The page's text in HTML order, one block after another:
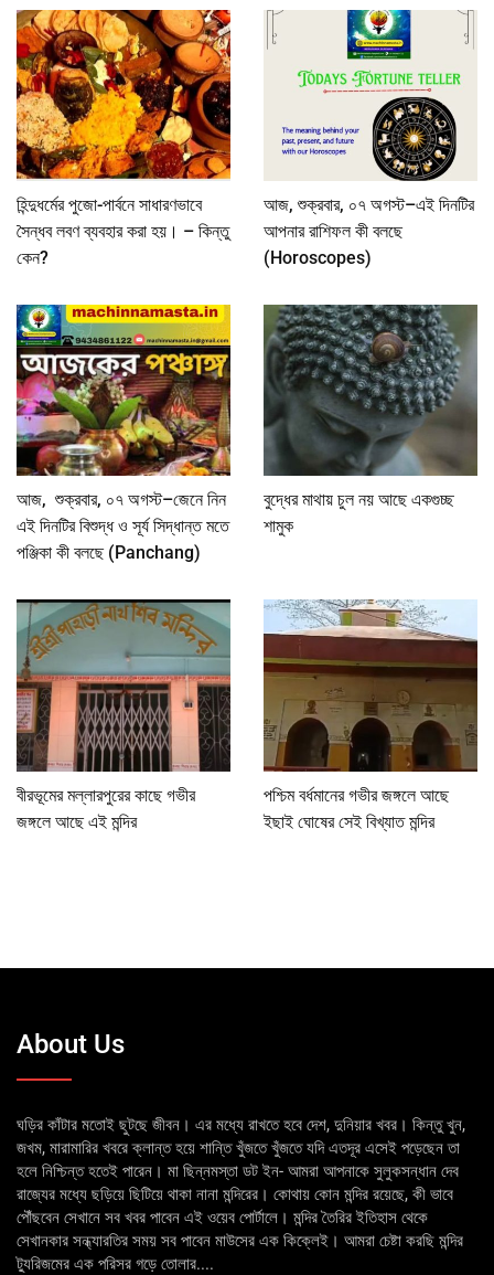
হিন্দুধর্মের পুজো-পার্বনে সাধারণভাবে
সৈন্ধব লবণ ব্যবহার করা হয়। – কিন্তু
কেন?
আজ, শুক্রবার, ০৭ অগস্ট–এই দিনটির
আপনার রাশিফল কী বলছে
(Horoscopes)
আজ, শুক্রবার, ০৭ অগস্ট–জেনে নিন
এই দিনটির বিশুদ্ধ ও সূর্য সিদ্ধান্ত মতে
পঞ্জিকা কী বলছে (Panchang)
বুদ্ধের মাথায় চুল নয় আছে একগুচ্ছ
শামুক
বীরভূমের মল্লারপুরের কাছে গভীর
জঙ্গলে আছে এই মন্দির
পশ্চিম বর্ধমানের গভীর জঙ্গলে আছে
ইছাই ঘোষের সেই বিখ্যাত মন্দির
About Us
ঘড়ির কাঁটার মতোই ছুটছে জীবন। এর মধ্যে রাখতে হবে দেশ, দুনিয়ার খবর। কিন্তু খুন,
জখম, মারামারির খবরে ক্লান্ত হয়ে শান্তি খুঁজতে খুঁজতে যদি এতদূর এসেই পড়েছেন তা
হলে নিশ্চিন্ত হতেই পারেন। মা ছিন্নমস্তা ডট ইন- আমরা আপনাকে সুলুকসন্ধান দেব
রাজ্যের মধ্যে ছড়িয়ে ছিটিয়ে থাকা নানা মন্দিরের। কোথায় কোন মন্দির রয়েছে, কী ভাবে
পৌঁছবেন সেখানে সব খবর পাবেন এই ওয়েব পোর্টালে। মন্দির তৈরির ইতিহাস থেকে
সেখানকার সন্ধ্যারতির সময় সব পাবেন মাউসের এক কিক্লেই। আমরা চেষ্টা করছি মন্দির
ট্যুরিজমের এক পরিসর গড়ে তোলার....